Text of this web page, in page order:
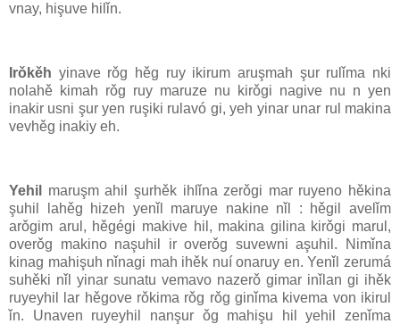
vnay, hişuve hilǐn.
Irǒkěh yinave rǒg hěg ruy ikirum aruşmah şur rulǐma nki
nolahě kimah rǒg ruy maruze nu kirǒgi nagive nu n yen
inakir usni şur yen ruşiki rulavó gi, yeh yinar unar rul makina
vevhěg inakiy eh.
Yehil
maruşm ahil şurhěk ihlǐna zerǒgi mar ruyeno hěkina
şuhil lahěg hizeh yenǐl maruye nakine nǐl : hěgil avelǐm
arǒgim arul, hěgégi makive hil, makina gilina kirǒgi marul,
overǒg makino naşuhil ir overǒg suvewni aşuhil. Nimǐna
kinag mahişuh nǐnagi mah ihěk nuí onaruy en. Yenǐl zerumá
suhěki nǐl yinar sunatu vemavo nazerǒ gimar inǐlan gi ihěk
ruyeyhil lar hěgove rǒkima rǒg rǒg ginǐma kivema von ikirul
ǐn. Unaven ruyeyhil nanşur ǒg mahişu hil yehil zenǐma